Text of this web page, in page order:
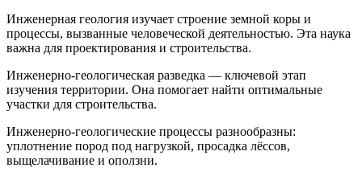
Инженерная геология изучает строение земной коры и
процессы, вызванные человеческой деятельностью. Эта наука
важна для проектирования и строительства.
Инженерно-геологическая разведка — ключевой этап
изучения территории. Она помогает найти оптимальные
участки для строительства.
Инженерно-геологические процессы разнообразны:
уплотнение пород под нагрузкой, просадка лёссов,
выщелачивание и оползни.